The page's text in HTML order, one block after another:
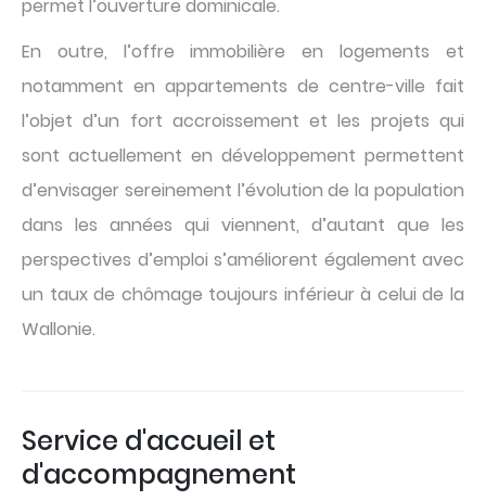
permet l’ouverture dominicale.
En outre, l’offre immobilière en logements et
notamment en appartements de centre-ville fait
l’objet d’un fort accroissement et les projets qui
sont actuellement en développement permettent
d’envisager sereinement l’évolution de la population
dans les années qui viennent, d’autant que les
perspectives d’emploi s’améliorent également avec
un taux de chômage toujours inférieur à celui de la
Wallonie.
Service d'accueil et
d'accompagnement